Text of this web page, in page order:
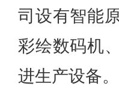
司设有智能
彩绘数码机
进生产设备。